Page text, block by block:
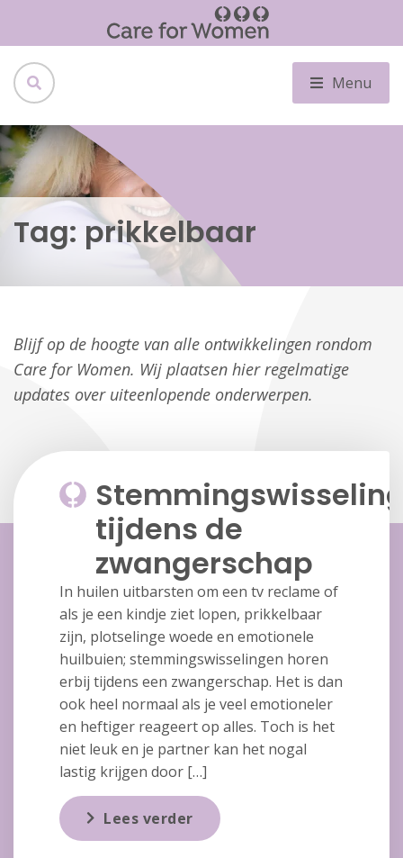
Menu
Tag: prikkelbaar
Blijf op de hoogte van alle ontwikkelingen rondom
Care for Women. Wij plaatsen hier regelmatige
updates over uiteenlopende onderwerpen.
tijdens de
zwangerschap
In huilen uitbarsten om een tv reclame of
als je een kindje ziet lopen, prikkelbaar
zijn, plotselinge woede en emotionele
huilbuien; stemmingswisselingen horen
erbij tijdens een zwangerschap. Het is dan
ook heel normaal als je veel emotioneler
en heftiger reageert op alles. Toch is het
niet leuk en je partner kan het nogal
lastig krijgen door […]
Lees verder